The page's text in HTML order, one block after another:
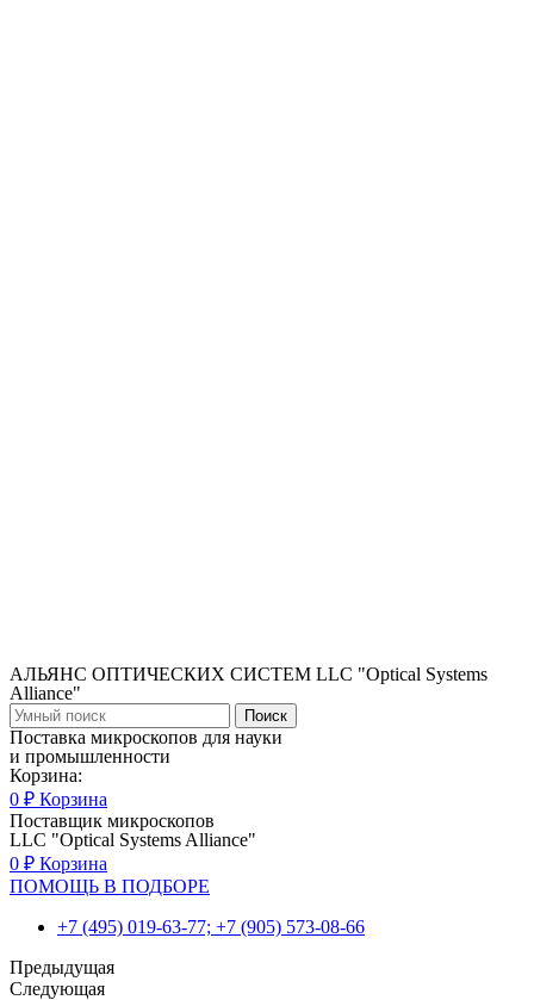
АЛЬЯНС ОПТИЧЕСКИХ СИСТЕМ LLC "Optical Systems
Alliance"
Поиск
Поставка микроскопов для науки
и промышленности
Корзина:
0 ₽ Корзина
Поставщик микроскопов
LLC "Optical Systems Alliance"
0 ₽ Корзина
ПОМОЩЬ В ПОДБОРЕ
+7 (495) 019-63-77; +7 (905) 573-08-66
Предыдущая
Следующая